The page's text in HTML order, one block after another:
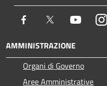
Facebook Twitter Youtube
AMMINISTRAZIONE
Organi di Governo
Aree Amministrative